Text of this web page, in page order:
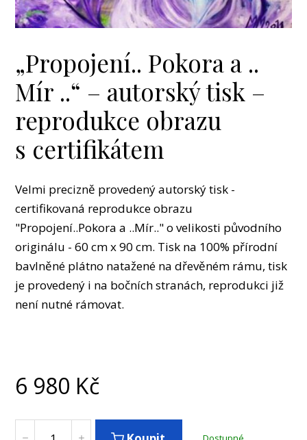
„Propojení.. Pokora a ..
Mír ..“ – autorský tisk –
reprodukce obrazu
s certifikátem
Velmi precizně provedený autorský tisk -
certifikovaná reprodukce obrazu
"Propojení..Pokora a ..Mír.." o velikosti původního
originálu - 60 cm x 90 cm. Tisk na 100% přírodní
bavlněné plátno natažené na dřevěném rámu, tisk
je provedený i na bočních stranách, reprodukci již
není nutné rámovat.
6 980 Kč